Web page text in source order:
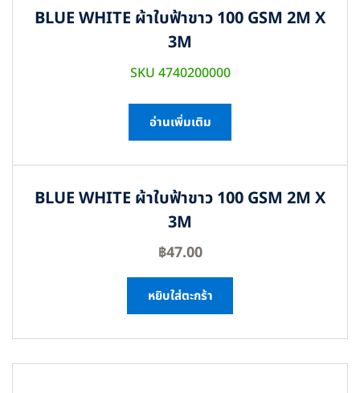
BLUE WHITE ผ้าใบฟ้าขาว 100 GSM 2M X
3M
SKU 4740200000
อ่านเพิ่มเติม
BLUE WHITE ผ้าใบฟ้าขาว 100 GSM 2M X
3M
฿47.00
หยิบใส่ตะกร้า